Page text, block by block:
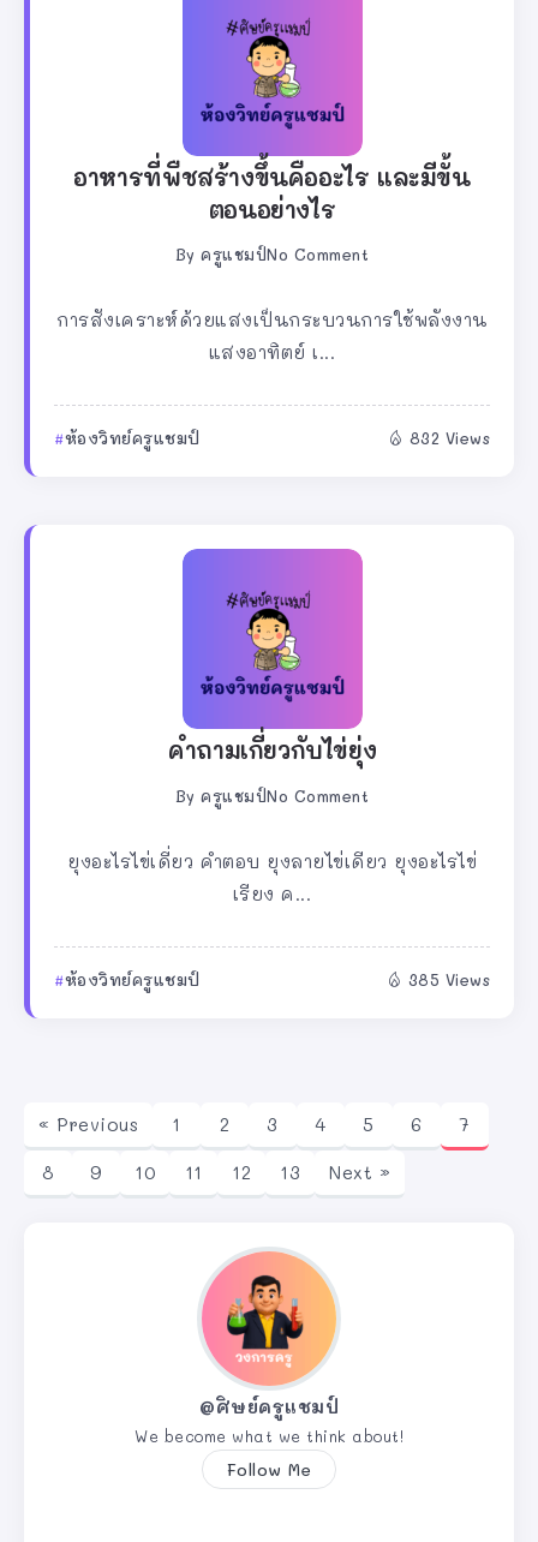
อาหารที่พืชสร้างขึ้นคืออะไร และมีขั้น
ตอนอย่างไร
By ครูแชมป์No Comment
การสังเคราะห์ด้วยแสงเป็นกระบวนการใช้พลังงาน
แสงอาทิตย์ เ...
ห้องวิทย์ครูแชมป์ 832 Views
คำถามเกี่ยวกับไข่ยุ่ง
By ครูแชมป์No Comment
ยุงอะไรไข่เดี่ยว คำตอบ ยุงลายไข่เดียว ยุงอะไรไข่
เรียง ค...
ห้องวิทย์ครูแชมป์ 385 Views
« Previous 1 2 3 4 5 6
7
8
9 10 11 12 13 Next »
@ศิษย์ครูแชมป์
We become what we think about!
Follow Me